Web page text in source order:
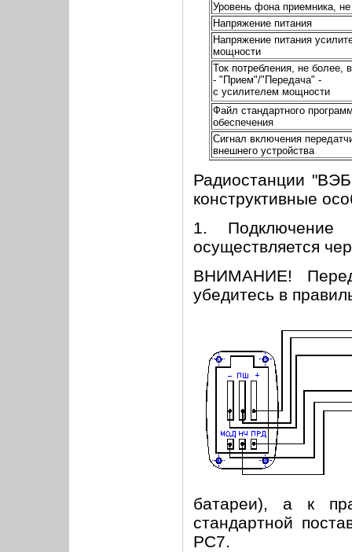
Уровень фона приемника,
Напряжение питания
Напряжение питания
мощности
Ток потребления, не более,
- "Прием"/"Передача" -
с усилителем мощности
Файл стандартного
обеспечения
Сигнал включения
внешнего устройства
Радиостанции
конструктивные
1. Подключение
осуществляется
ВНИМАНИЕ! Перед
убедитесь в
батареи), а к
стандартной
РС7.